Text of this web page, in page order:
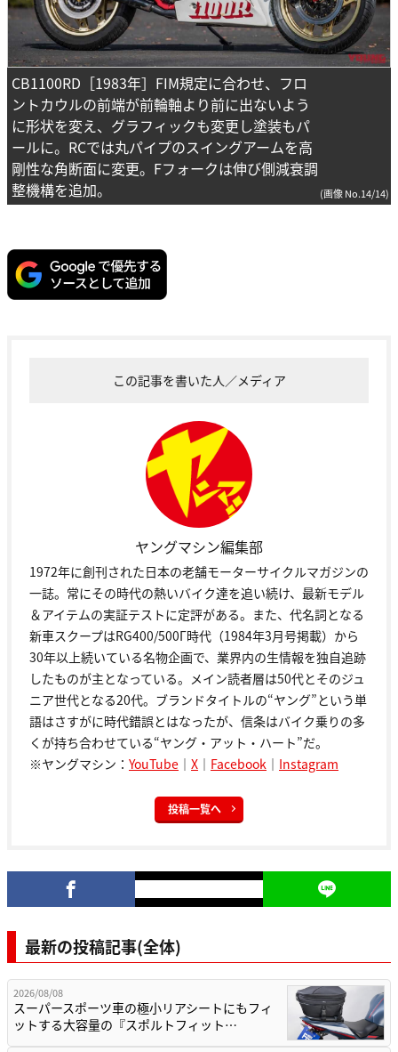
CB1100RD［1983年］FIM規定に合わせ、フロ
ントカウルの前端が前輪軸より前に出ないよう
に形状を変え、グラフィックも変更し塗装もパ
ールに。RCでは丸パイプのスイングアームを高
剛性な角断面に変更。Fフォークは伸び側減衰調
整機構を追加。
(画像 No.14/14)
この記事を書いた人／メディア
ヤングマシン編集部
1972年に創刊された日本の老舗モーターサイクルマガジンの
一誌。常にその時代の熱いバイク達を追い続け、最新モデル
＆アイテムの実証テストに定評がある。また、代名詞となる
新車スクープはRG400/500Γ時代（1984年3月号掲載）から
30年以上続いている名物企画で、業界内の生情報を独自追跡
したものが主となっている。メイン読者層は50代とそのジュ
ニア世代となる20代。ブランドタイトルの“ヤング”という単
語はさすがに時代錯誤とはなったが、信条はバイク乗りの多
くが持ち合わせている“ヤング・アット・ハート”だ。
※ヤングマシン： YouTube ｜ X ｜ Facebook ｜ Instagram
投稿一覧へ
最新の投稿記事(全体)
2026/08/08
スーパースポーツ車の極小リアシートにもフィ
ットする大容量の『スポルトフィット…